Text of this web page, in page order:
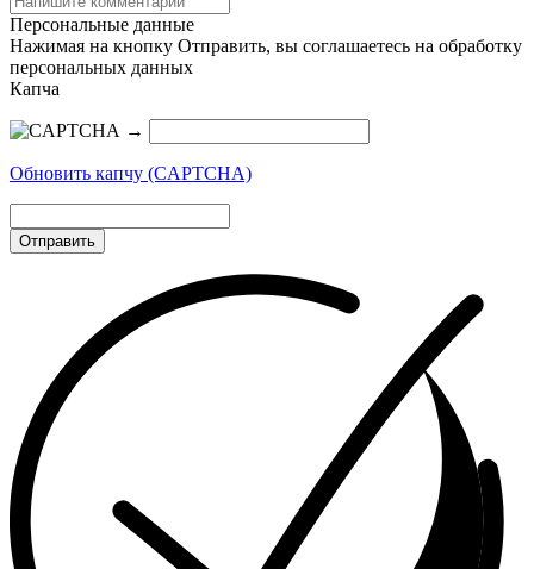
Персональные данные
Нажимая на кнопку Отправить, вы соглашаетесь на обработку
персональных данных
Капча
→
Обновить капчу (CAPTCHA)
Отправить